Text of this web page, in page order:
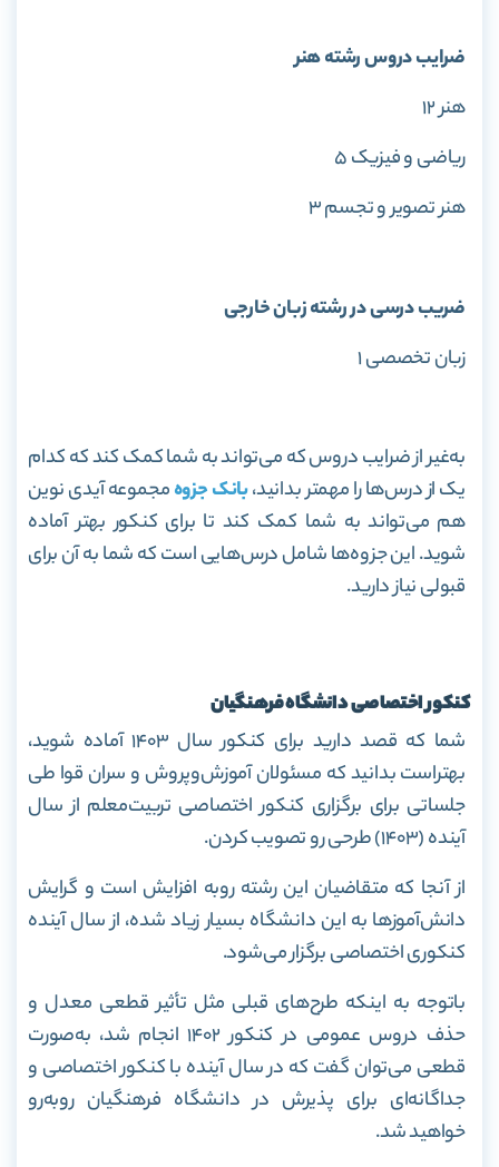
ضرایب دروس رشته هنر
هنر ۱۲
ریاضی و فیزیک ۵
هنر تصویر و تجسم ۳
ضریب درسی در رشته زبان خارجی
زبان تخصصی ۱
به‌غیر از ضرایب دروس که می‌تواند به شما کمک کند که کدام
یک از درس‌ها را مهمتر بدانید،بانک جزوهمجموعه آیدی نوین
هم می‌تواند به شما کمک کند تا برای کنکور بهتر آماده
شوید. این جزوه‌ها شامل درس‌هایی است که شما به آن برای
قبولی نیاز دارید.
کنکور اختصاصی دانشگاه فرهنگیان
شما که قصد دارید برای کنکور سال ۱۴۰۳ آماده شوید،
بهتراست بدانید که مسئولان آموزش‌وپروش و سران قوا طی
جلساتی برای برگزاری کنکور اختصاصی تربیت‌معلم از سال
آینده (۱۴٠۳) طرحی رو تصویب کردن.
از آنجا که متقاضیان این رشته روبه افزایش است و گرایش
دانش‌آموزها به این دانشگاه بسیار زیاد شده، از سال آینده
کنکوری اختصاصی برگزار می‌شود.
باتوجه به اینکه طرح‌های قبلی مثل تأثیر قطعی معدل و
حذف دروس عمومی در کنکور ۱۴۰۲ انجام شد، به‌صورت
قطعی می‌توان گفت که در سال آینده با کنکور اختصاصی و
جداگانه‌ای برای پذیرش در دانشگاه فرهنگیان روبه‌رو
خواهید شد.